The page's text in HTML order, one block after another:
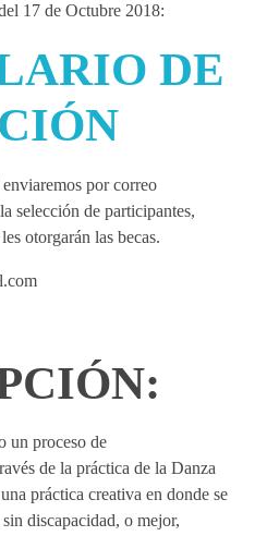
17 de Octubre 2018:
DE
por correo
selección de participantes,
otorgarán las becas.
un proceso de
de la práctica de la Danza
práctica creativa en donde se
discapacidad, o mejor,